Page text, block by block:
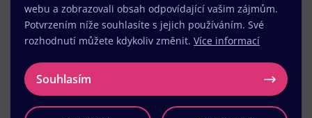
webu a zobrazovali obsah odpovídající vašim zájmům.
Potvrzením níže souhlasíte s jejich používáním. Své
rozhodnutí můžete kdykoliv změnit. Více informací
Souhlasím